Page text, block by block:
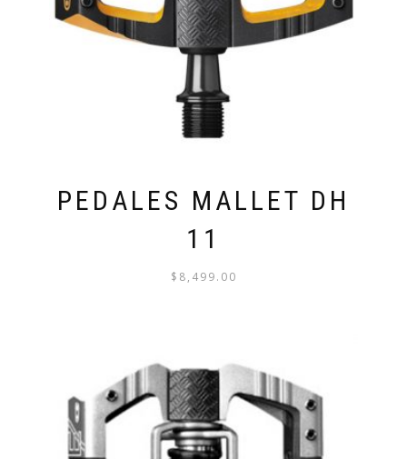
PEDALES MALLET DH
11
$ 8,499.00